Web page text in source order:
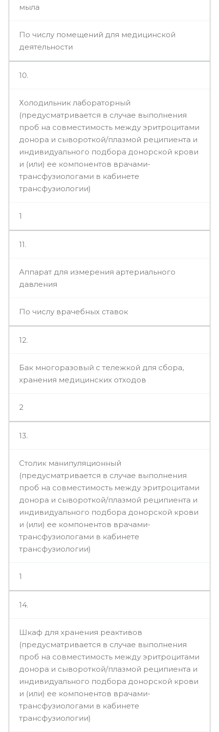
мыла
По числу помещений для медицинской
деятельности
10.
Холодильник лабораторный
(предусматривается в случае выполнения
проб на совместимость между эритроцитами
донора и сывороткой/плазмой реципиента и
индивидуального подбора донорской крови
и (или) ее компонентов врачами-
трансфузиологами в кабинете
трансфузиологии)
1
11.
Аппарат для измерения артериального
давления
По числу врачебных ставок
12.
Бак многоразовый с тележкой для сбора,
хранения медицинских отходов
2
13.
Столик манипуляционный
(предусматривается в случае выполнения
проб на совместимость между эритроцитами
донора и сывороткой/плазмой реципиента и
индивидуального подбора донорской крови
и (или) ее компонентов врачами-
трансфузиологами в кабинете
трансфузиологии)
1
14.
Шкаф для хранения реактивов
(предусматривается в случае выполнения
проб на совместимость между эритроцитами
донора и сывороткой/плазмой реципиента и
индивидуального подбора донорской крови
и (или) ее компонентов врачами-
трансфузиологами в кабинете
трансфузиологии)